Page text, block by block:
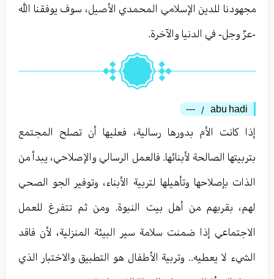
مجهودنا للدين الإسلامي المحمدي الأصيل، سوف يوفقنا الله
-عزّ وجل- في الدنيا والآخرة.
abu hadi
/
---
إذا كانت الأم بدورها رسالية، فعليها أن تصلح المجتمع
بتربيتها الصالحة لأبنائها. فالعمل الرسالي والإصلاحي، يبدأ من
الذات بإصلاحها وتأهيلها لتربية الأبناء، وتوفير الجو الصحي
لهم، بقربهم من أهل بيت النبوة. ومن ثم تتفرغ للعمل
الاجتماعي إذا ضمنت سلامة سير البيئة المنزلية، لأن فاقد
الشيء لا يعطيه.. وتربية الأطفال هو التطبيق والاختبار الذي